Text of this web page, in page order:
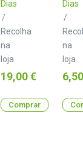
Dias
/
Recolha
na
loja
Preço
19,00 €
Comprar
Dias
/
na
loja
Preço